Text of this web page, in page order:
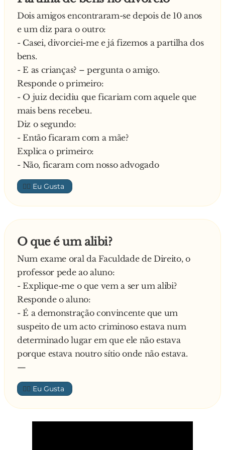
Dois amigos encontraram-se depois de 10 anos
e um diz para o outro:
- Casei, divorciei-me e já fizemos a partilha dos
bens.
- E as crianças? – pergunta o amigo.
Responde o primeiro:
- O juiz decidiu que ficariam com aquele que
mais bens recebeu.
Diz o segundo:
- Então ficaram com a mãe?
Explica o primeiro:
- Não, ficaram com nosso advogado
👍🏼
O que é um alibi?
Num exame oral da Faculdade de Direito, o
professor pede ao aluno:
- Explique-me o que vem a ser um alibi?
Responde o aluno:
- É a demonstração convincente que um
suspeito de um acto criminoso estava num
determinado lugar em que ele não estava
porque estava noutro sítio onde não estava.
—
👍🏼